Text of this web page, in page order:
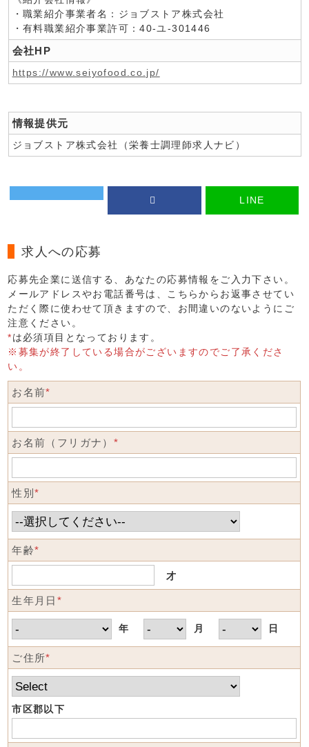
・職業紹介事業者名：ジョブストア株式会社
・有料職業紹介事業許可：40-ユ-301446
会社HP
https://www.seiyofood.co.jp/
情報提供元
ジョブストア株式会社（栄養士調理師求人ナビ）
LINE
求人への応募
応募先企業に送信する、あなたの応募情報をご入力下さい。
メールアドレスやお電話番号は、こちらからお返事させてい
ただく際に使わせて頂きますので、お間違いのないようにご
注意ください。
*は必須項目となっております。
※募集が終了している場合がございますのでご了承くださ
い。
お名前*
お名前（フリガナ） *
性別*
年齢*
才
生年月日 *
年 月 日
ご住所*
市区郡以下